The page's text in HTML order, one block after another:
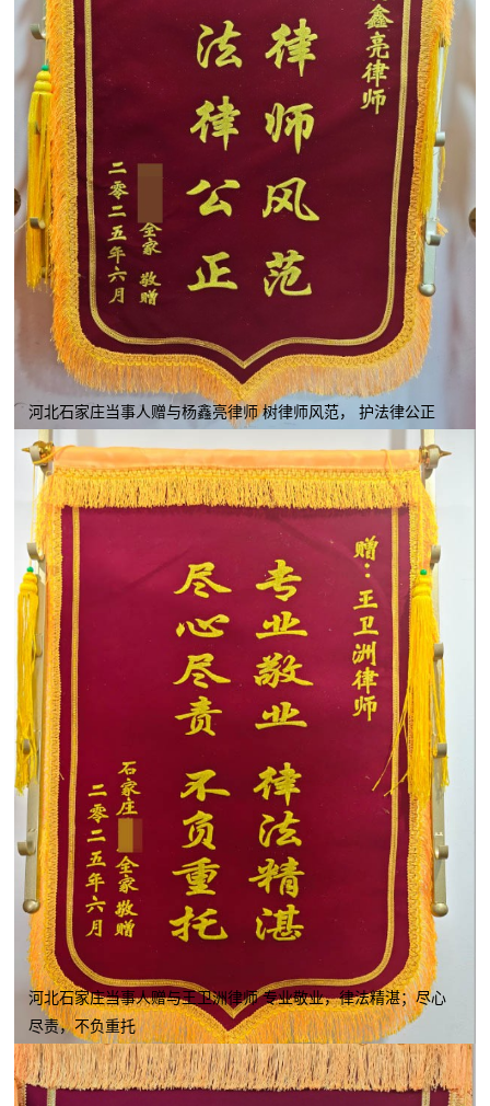
河北石家庄当事人赠与杨鑫亮律师 树律师风范， 护法律公正
河北石家庄当事人赠与王卫洲律师 专业敬业，律法精湛；尽心
尽责，不负重托